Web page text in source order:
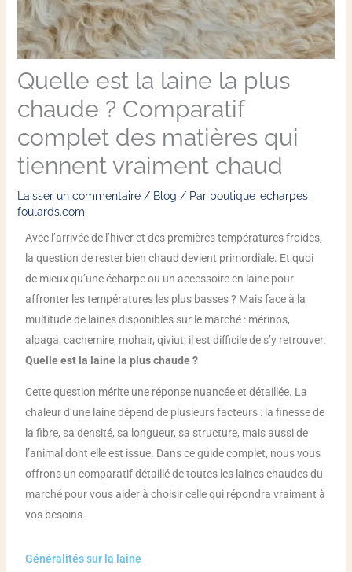
Quelle est la laine la plus
chaude ? Comparatif
complet des matières qui
tiennent vraiment chaud
Laisser un commentaire / Blog / Par boutique-echarpes-
foulards.com
Avec l’arrivée de l’hiver et des premières températures froides,
la question de rester bien chaud devient primordiale. Et quoi
de mieux qu’une écharpe ou un accessoire en laine pour
affronter les températures les plus basses ? Mais face à la
multitude de laines disponibles sur le marché : mérinos,
alpaga, cachemire, mohair, qiviut; il est difficile de s’y retrouver.
Quelle est la laine la plus chaude ?
Cette question mérite une réponse nuancée et détaillée. La
chaleur d’une laine dépend de plusieurs facteurs : la finesse de
la fibre, sa densité, sa longueur, sa structure, mais aussi de
l’animal dont elle est issue. Dans ce guide complet, nous vous
offrons un comparatif détaillé de toutes les laines chaudes du
marché pour vous aider à choisir celle qui répondra vraiment à
vos besoins.
Généralités sur la laine